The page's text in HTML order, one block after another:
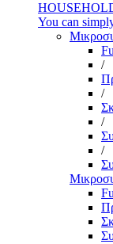
You can
/
/
/
/